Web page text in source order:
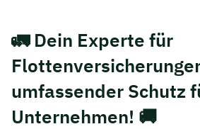
🚛 Dein Experte für
umfassender Schutz
Unternehmen! 🚚